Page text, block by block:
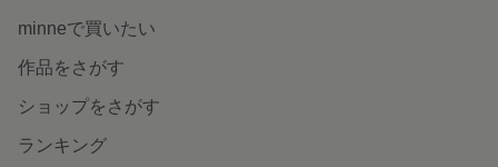
minneで買いたい
作品をさがす
ショップをさがす
ランキング